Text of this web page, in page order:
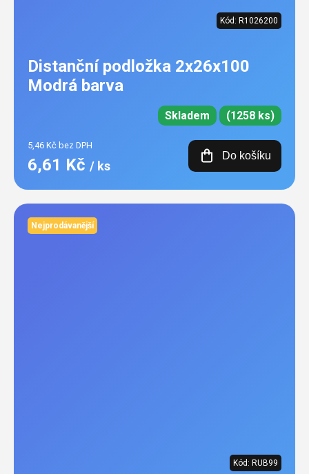
Kód: R1026200
Distanční podložka 2x26x100
Modrá barva
Skladem (1258 ks)
5,46 Kč bez DPH
6,61 Kč / ks
Do košíku
Nejprodávanější
Kód: RUB99